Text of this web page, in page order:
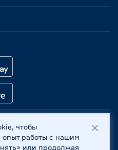
2026, 236029, г. Калининград,
КПП 390601001 ©
чтобы
опыт работы с нашим
или продолжая